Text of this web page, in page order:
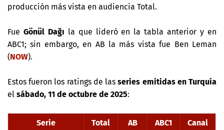
producción más vista en audiencia Total.
Fue Gönül Dağı la que lideró en la tabla anterior y en
ABC1; sin embargo, en AB la más vista fue Ben Leman
(NOW).
Estos fueron los ratings de lasseries emitidas en Turquía
el sábado, 11 de octubre de 2025:
Serie Total AB ABC1
Canal